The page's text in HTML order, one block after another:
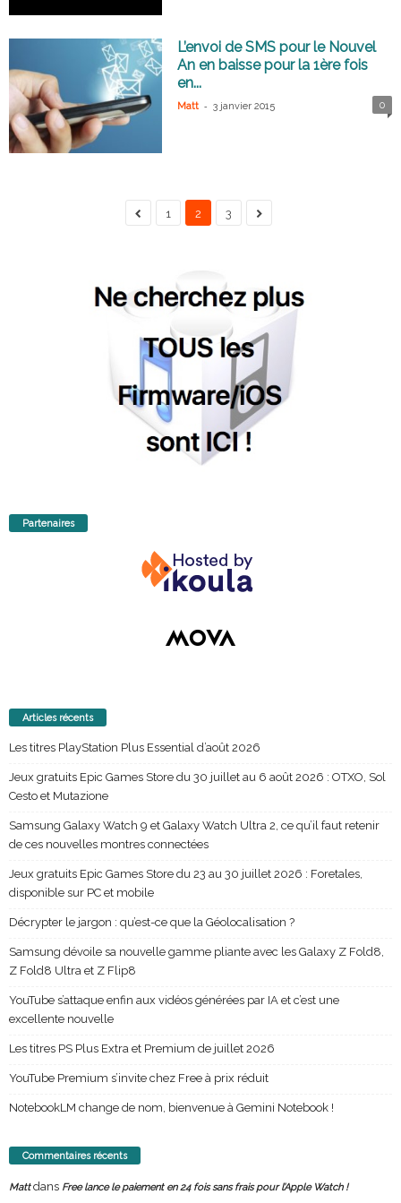
L’envoi de SMS pour le Nouvel
An en baisse pour la 1ère fois
en...
Matt - 3 janvier 2015 0
1 2 3
Partenaires
Articles récents
Les titres PlayStation Plus Essential d’août 2026
Jeux gratuits Epic Games Store du 30 juillet au 6 août 2026 : OTXO, Sol
Cesto et Mutazione
Samsung Galaxy Watch 9 et Galaxy Watch Ultra 2, ce qu’il faut retenir
de ces nouvelles montres connectées
Jeux gratuits Epic Games Store du 23 au 30 juillet 2026 : Foretales,
disponible sur PC et mobile
Décrypter le jargon : qu’est-ce que la Géolocalisation ?
Samsung dévoile sa nouvelle gamme pliante avec les Galaxy Z Fold8,
Z Fold8 Ultra et Z Flip8
YouTube s’attaque enfin aux vidéos générées par IA et c’est une
excellente nouvelle
Les titres PS Plus Extra et Premium de juillet 2026
YouTube Premium s’invite chez Free à prix réduit
NotebookLM change de nom, bienvenue à Gemini Notebook !
Commentaires récents
Mattdans Free lance le paiement en 24 fois sans frais pour l’Apple Watch !